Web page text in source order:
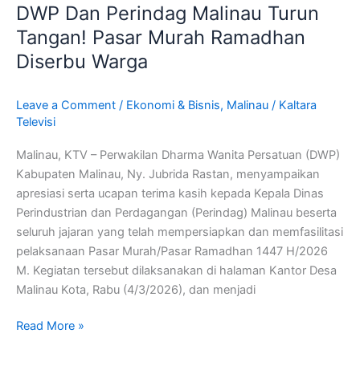
DWP Dan Perindag Malinau Turun
Tangan! Pasar Murah Ramadhan
Diserbu Warga
Leave a Comment / Ekonomi & Bisnis, Malinau / Kaltara
Televisi
Malinau, KTV – Perwakilan Dharma Wanita Persatuan (DWP)
Kabupaten Malinau, Ny. Jubrida Rastan, menyampaikan
apresiasi serta ucapan terima kasih kepada Kepala Dinas
Perindustrian dan Perdagangan (Perindag) Malinau beserta
seluruh jajaran yang telah mempersiapkan dan memfasilitasi
pelaksanaan Pasar Murah/Pasar Ramadhan 1447 H/2026
M. Kegiatan tersebut dilaksanakan di halaman Kantor Desa
Malinau Kota, Rabu (4/3/2026), dan menjadi
Perindag
Malinau
Turun
Tangan!
Murah
Ramadhan
Diserbu
Warga
Read More »